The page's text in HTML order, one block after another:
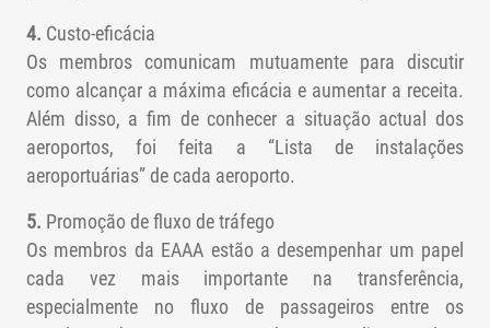
4. Custo-eficácia
Os membros comunicam mutuamente para discutir
como alcançar a máxima eficácia e aumentar a receita.
Além disso, a fim de conhecer a situação actual dos
aeroportos, foi feita a “Lista de instalações
aeroportuárias” de cada aeroporto.
5. Promoção de fluxo de tráfego
Os membros da EAAA estão a desempenhar um papel
cada vez mais importante na transferência,
especialmente no fluxo de passageiros entre os